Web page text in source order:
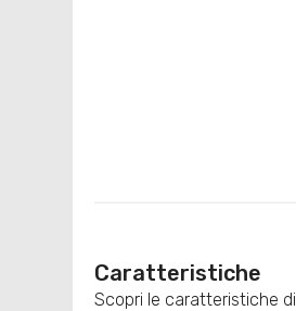
Caratteristiche
Scopri le caratteristiche di